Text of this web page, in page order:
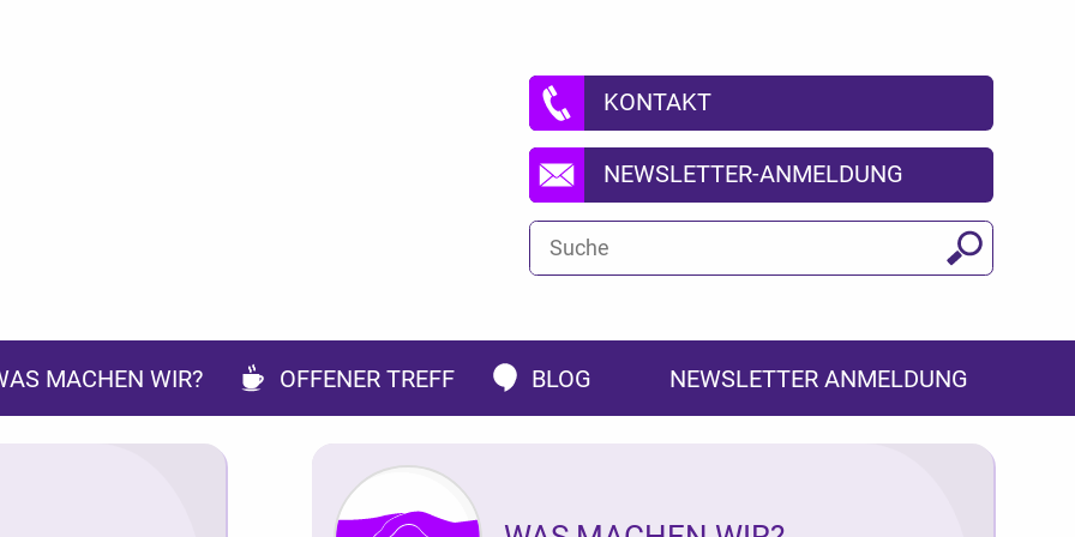
KONTAKT
NEWSLETTER-ANMELDUNG
Suchbegriff
Suchen
MACHEN WIR? OFFENER TREFF BLOG NEWSLETTER ANMELDUNG